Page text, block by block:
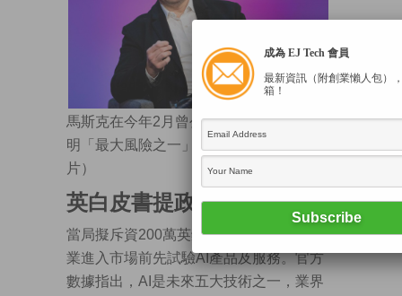
馬斯克在今年2月曾公開警告，AI是未來文
明「最大風險之一」。（法新社資料圖
片）
英白皮書提政策五原則
當局擬斥資200萬英鎊推出全新沙盒，讓企
業進入市場前先試驗AI產品及服務。官方
數據指出，AI是未來五大技術之一，業界
成為 EJ Tech 會員
最新資訊（附創業懶人包）
箱！